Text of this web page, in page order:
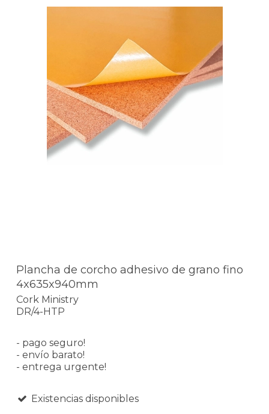
Plancha de corcho adhesivo de grano fino
4x635x940mm
Cork Ministry
DR/4-HTP
- pago seguro!
- envío barato!
- entrega urgente!
Existencias disponibles